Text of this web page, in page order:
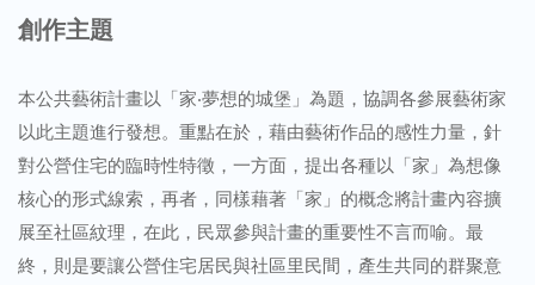
創作主題
本公共藝術計畫以「家‧夢想的城堡」為題，協調各參展藝術家
以此主題進行發想。重點在於，藉由藝術作品的感性力量，針
對公營住宅的臨時性特徵，一方面，提出各種以「家」為想像
核心的形式線索，再者，同樣藉著「家」的概念將計畫內容擴
展至社區紋理，在此，民眾參與計畫的重要性不言而喻。最
終，則是要讓公營住宅居民與社區里民間，產生共同的群聚意